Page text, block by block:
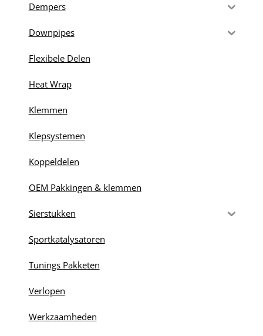
Dempers
Downpipes
Flexibele Delen
Heat Wrap
Klemmen
Klepsystemen
Koppeldelen
OEM Pakkingen & klemmen
Sierstukken
Sportkatalysatoren
Tunings Pakketen
Verlopen
Werkzaamheden